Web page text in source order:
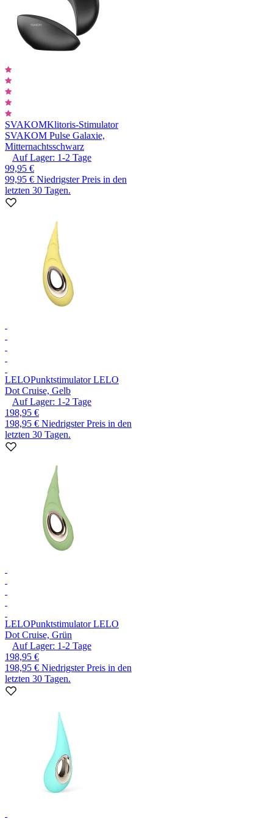
SVAKOMKlitoris-Stimulator
SVAKOM Pulse Galaxie,
Mitternachtsschwarz
Auf Lager: 1-2 Tage
99,95 €
99,95 € Niedrigster Preis in den
letzten 30 Tagen.
LELOPunktstimulator LELO
Dot Cruise, Gelb
Auf Lager: 1-2 Tage
198,95 €
198,95 € Niedrigster Preis in den
letzten 30 Tagen.
LELOPunktstimulator LELO
Dot Cruise, Grün
Auf Lager: 1-2 Tage
198,95 €
198,95 € Niedrigster Preis in den
letzten 30 Tagen.